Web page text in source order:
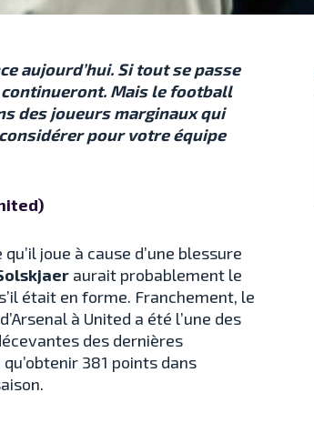
aujourd’hui. Si tout se passe
Mais le football
des joueurs marginaux qui
pour votre équipe
joue à cause d’une blessure
aurait probablement le
était en forme. Franchement, le
d’Arsenal à United a été l’une des
des dernières
381 points dans